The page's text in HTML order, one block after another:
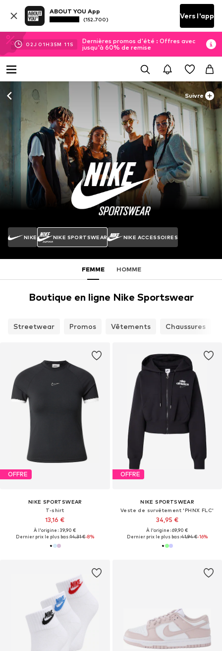
ABOUT YOU App
(152.700) Vers l'app
02J 01H 35M 10 S
Dernières promos d'été : Offres avec
jusqu'à 60% de remise
Suivre
NIKE NIKE SPORTSWEAR NIKE ACCESSOIRES
FEMME HOMME
Boutique en ligne Nike Sportswear
Streetwear Promos Vêtements Chaussures
OFFRE
NIKE SPORTSWEAR
T-shirt
13,16 €
À l'origine : 39,90 €
Dernier prix le plus bas :14,31 €-8%
OFFRE
NIKE SPORTSWEAR
Veste de survêtement 'PHNX FLC'
34,95 €
À l'origine : 69,90 €
Dernier prix le plus bas :41,94 €-16%